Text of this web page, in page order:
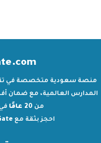
منصة سعودية متخصصة في
المدارس العالمية، مع ضمان
من 20 عامًا
احجز بثقة مع